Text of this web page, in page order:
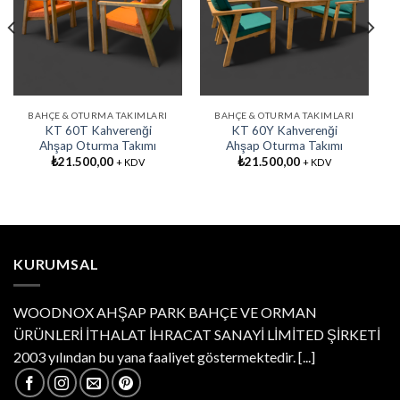
Favorilere
Ekle
BAHÇE & OTURMA TAKIMLARI
KT 60T Kahverenği
Ahşap Oturma Takımı
₺21.500,00 + KDV
Favorilere
Ekle
BAHÇE & OTURMA TAKIMLARI
KT 60Y Kahverenği
Ahşap Oturma Takımı
₺21.500,00 + KDV
KURUMSAL
WOODNOX AHŞAP PARK BAHÇE VE ORMAN
ÜRÜNLERİ İTHALAT İHRACAT SANAYİ LİMİTED ŞİRKETİ
2003 yılından bu yana faaliyet göstermektedir.[...]